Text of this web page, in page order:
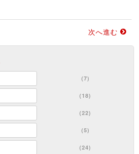
次へ進む
(7)
(18)
(22)
(5)
(24)